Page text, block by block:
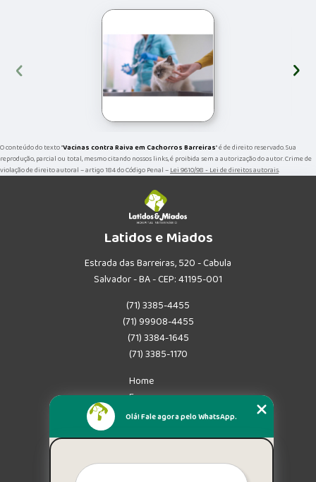
‹ ›
O conteúdo do texto "Vacinas contra Raiva em Cachorros Barreiras" é de direito reservado. Sua
reprodução, parcial ou total, mesmo citando nossos links, é proibida sem a autorização do autor. Crime de
violação de direito autoral – artigo 184 do Código Penal –Lei 9610/98 - Lei de direitos autorais.
Latidos e Miados
Estrada das Barreiras, 520 - Cabula
Salvador - BA - CEP: 41195-001
(71) 3385-4455
(71) 99908-4455
(71) 3384-1645
(71) 3385-1170
Home
Empresa
Missão
Mapa do site
Olá! Fale agora pelo WhatsApp.